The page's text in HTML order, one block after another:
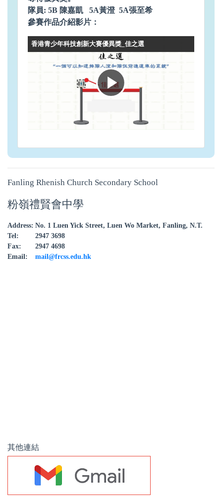
隊員: 5B 陳嘉凱 5A黃澄 5A張至希
參賽作品介紹影片：
香港青少年科技創新大賽優異獎_佳之選
P
l
a
y
Fanling Rhenish Church Secondary School
粉嶺禮賢會中學
Address: No. 1 Luen Yick Street, Luen Wo Market, Fanling, N.T.
Tel:
2947 3698
Fax:
2947 4698
Email:
mail@frcss.edu.hk
其他連結